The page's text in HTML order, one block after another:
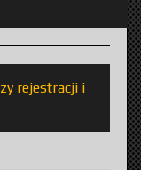
rejestracji i